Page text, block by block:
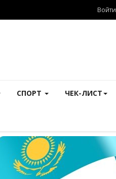
Войти
СПОРТ ЧЕК-ЛИСТ